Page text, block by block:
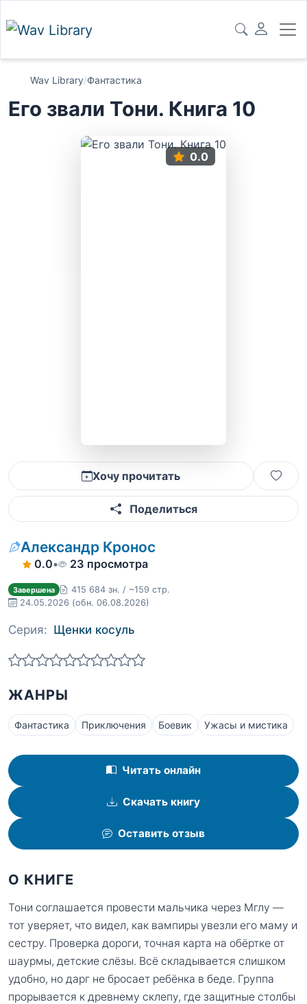
Wav Library/Фантастика
Его звали Тони. Книга 10
0.0
Хочу прочитать
Поделиться
Александр Кронос
0.0• 23 просмотра
Завершена
415 684 зн. / ~159 стр.
24.05.2026 (обн. 06.08.2026)
Серия: Щенки косуль
ЖАНРЫ
Фантастика Приключения Боевик Ужасы и мистика
Читать онлайн
Скачать книгу
Оставить отзыв
О КНИГЕ
Тони соглашается провести мальчика через Мглу —
тот уверяет, что видел, как вампиры увезли его маму и
сестру. Проверка дороги, точная карта на обёртке от
шаурмы, детские слёзы. Всё складывается слишком
удобно, но дарг не бросает ребёнка в беде. Группа
прорывается к древнему склепу, где защитные столбы